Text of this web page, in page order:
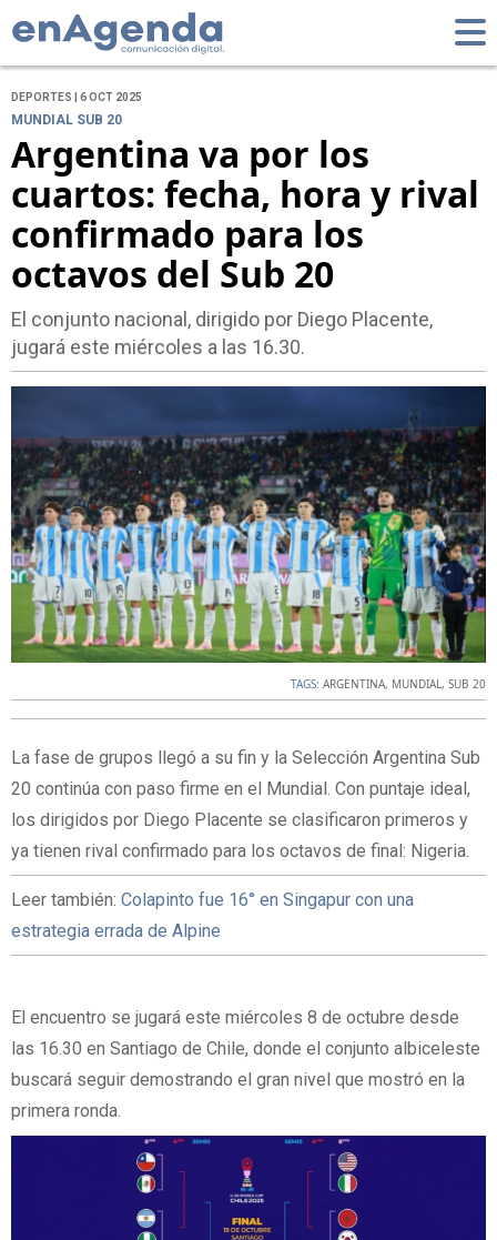
DEPORTES | 6 OCT 2025
MUNDIAL SUB 20
Argentina va por los
cuartos: fecha, hora y rival
confirmado para los
octavos del Sub 20
El conjunto nacional, dirigido por Diego Placente,
jugará este miércoles a las 16.30.
TAGS: ARGENTINA, MUNDIAL, SUB 20
La fase de grupos llegó a su fin y la Selección Argentina Sub
20 continúa con paso firme en el Mundial. Con puntaje ideal,
los dirigidos por Diego Placente se clasificaron primeros y
ya tienen rival confirmado para los octavos de final: Nigeria.
Leer también: Colapinto fue 16° en Singapur con una
estrategia errada de Alpine
El encuentro se jugará este miércoles 8 de octubre desde
las 16.30 en Santiago de Chile, donde el conjunto albiceleste
buscará seguir demostrando el gran nivel que mostró en la
primera ronda.